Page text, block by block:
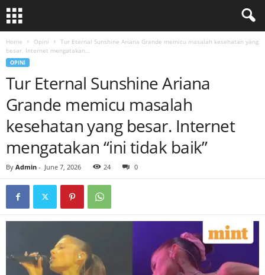
Home Opini
Tur Eternal Sunshine Ariana Grande memicu masalah kesehatan yang
besar. Internet mengatakan...
OPINI
Tur Eternal Sunshine Ariana
Grande memicu masalah
kesehatan yang besar. Internet
mengatakan “ini tidak baik”
By Admin - June 7, 2026 24 0